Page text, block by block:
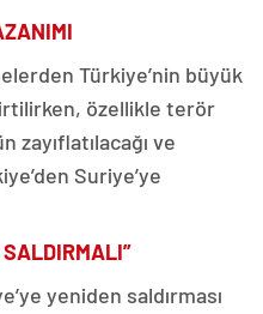
Türkiye’nin büyük
özellikle terör
zayıflatılacağı ve
Suriye’ye
yeniden saldırması